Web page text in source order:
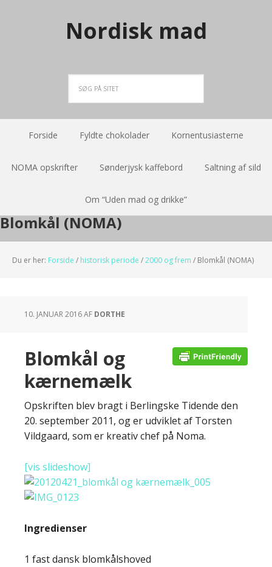
Nordisk mad
Forside Fyldte chokolader Kornentusiasterne
NOMA opskrifter Sønderjysk kaffebord Saltning af sild
Om “Uden mad og drikke”
Blomkål (NOMA)
Du er her: Forside / historisk periode /2000 og frem / Blomkål (NOMA)
10. JANUAR 2016AF DORTHE
Blomkål og
kærnemælk
Opskriften blev bragt i Berlingske Tidende den
20. september 2011, og er udviklet af Torsten
Vildgaard, som er kreativ chef på Noma.
[vis slideshow]
Ingredienser
1 fast dansk blomkålshoved